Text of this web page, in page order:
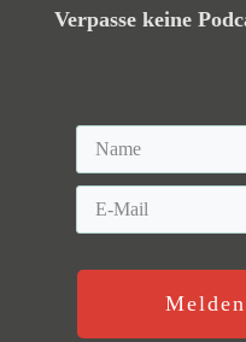
Verpasse keine